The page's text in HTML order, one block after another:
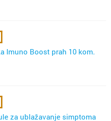
Imuno Boost prah 10 kom.
za ublažavanje simptoma